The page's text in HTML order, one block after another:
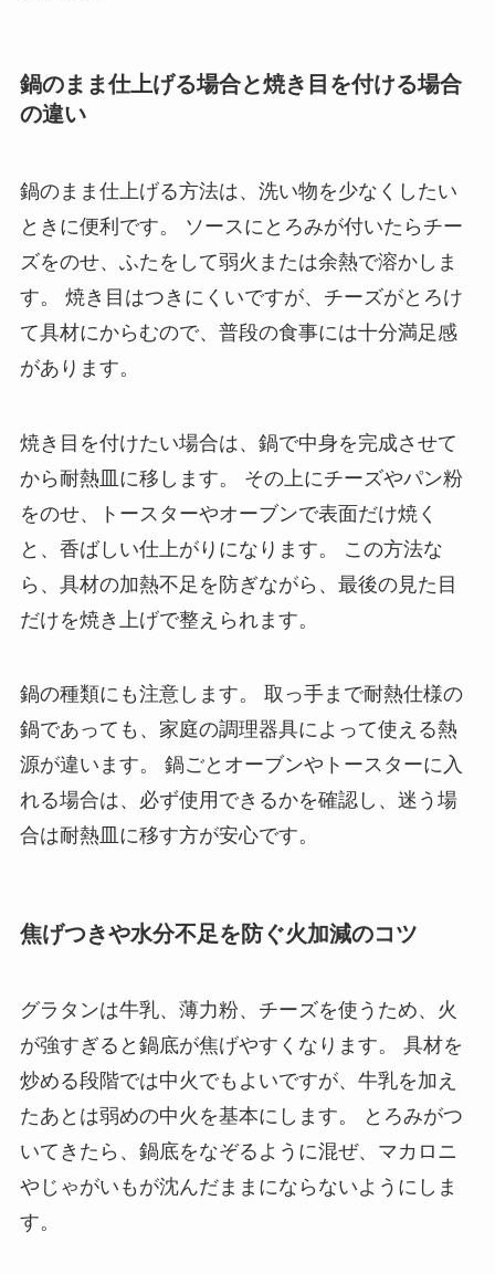
鍋のまま仕上げる場合と焼き目を付ける場合
の違い
鍋のまま仕上げる方法は、洗い物を少なくしたい
ときに便利です。 ソースにとろみが付いたらチー
ズをのせ、ふたをして弱火または余熱で溶かしま
す。 焼き目はつきにくいですが、チーズがとろけ
て具材にからむので、普段の食事には十分満足感
があります。
焼き目を付けたい場合は、鍋で中身を完成させて
から耐熱皿に移します。 その上にチーズやパン粉
をのせ、トースターやオーブンで表面だけ焼く
と、香ばしい仕上がりになります。 この方法な
ら、具材の加熱不足を防ぎながら、最後の見た目
だけを焼き上げで整えられます。
鍋の種類にも注意します。 取っ手まで耐熱仕様の
鍋であっても、家庭の調理器具によって使える熱
源が違います。 鍋ごとオーブンやトースターに入
れる場合は、必ず使用できるかを確認し、迷う場
合は耐熱皿に移す方が安心です。
焦げつきや水分不足を防ぐ火加減のコツ
グラタンは牛乳、薄力粉、チーズを使うため、火
が強すぎると鍋底が焦げやすくなります。 具材を
炒める段階では中火でもよいですが、牛乳を加え
たあとは弱めの中火を基本にします。 とろみがつ
いてきたら、鍋底をなぞるように混ぜ、マカロニ
やじゃがいもが沈んだままにならないようにしま
す。